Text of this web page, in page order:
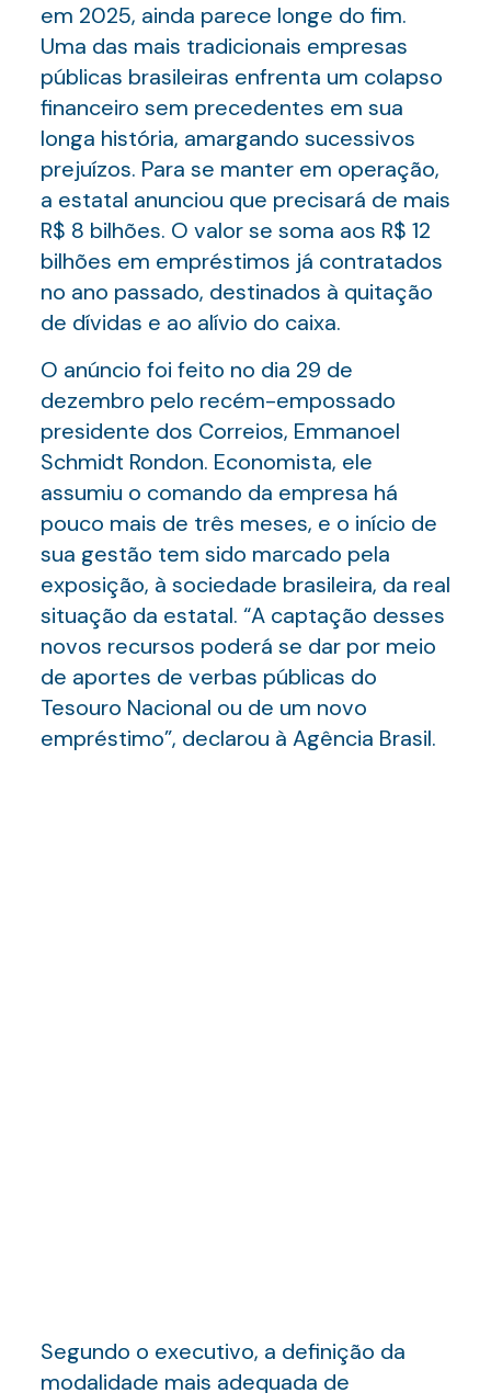
em 2025, ainda parece longe do fim.
Uma das mais tradicionais empresas
públicas brasileiras enfrenta um colapso
financeiro sem precedentes em sua
longa história, amargando sucessivos
prejuízos. Para se manter em operação,
a estatal anunciou que precisará de mais
R$ 8 bilhões. O valor se soma aos R$ 12
bilhões em empréstimos já contratados
no ano passado, destinados à quitação
de dívidas e ao alívio do caixa.
O anúncio foi feito no dia 29 de
dezembro pelo recém-empossado
presidente dos Correios, Emmanoel
Schmidt Rondon. Economista, ele
assumiu o comando da empresa há
pouco mais de três meses, e o início de
sua gestão tem sido marcado pela
exposição, à sociedade brasileira, da real
situação da estatal. “A captação desses
novos recursos poderá se dar por meio
de aportes de verbas públicas do
Tesouro Nacional ou de um novo
empréstimo”, declarou à Agência Brasil.
Segundo o executivo, a definição da
modalidade mais adequada de